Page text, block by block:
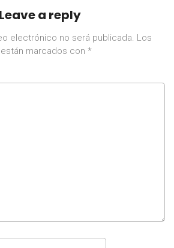
Leave a reply
electrónico no será publicada. Los
marcados con *